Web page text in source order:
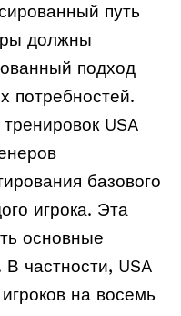
путь
должны
подход
потребностей.
USA
базового
игрока. Эта
основные
В частности, USA
на восемь